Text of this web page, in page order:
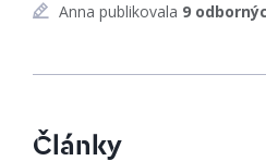
Anna publikovala 9
Články